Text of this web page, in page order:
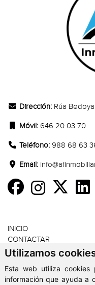
Utilizamos
Esta web utiliza
información que ayuda a
Dirección:Rúa Bedoya
Móvil: 646 20 03 70
Teléfono: 988 68 63
Email:
INICIO
CONTACTAR
AVISO LEGAL
POLÍTICA COOKIES